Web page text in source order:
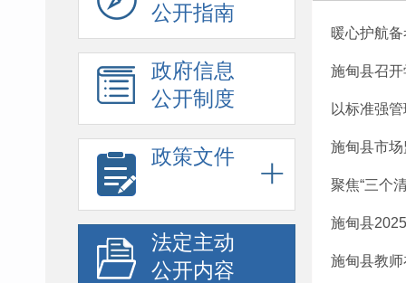
公开指南
政府信息
公开制度
政策文件
法定主动
公开内容
暖心护航
施甸县召
以标准强
施甸县市
聚焦“三个
施甸县
施甸县教